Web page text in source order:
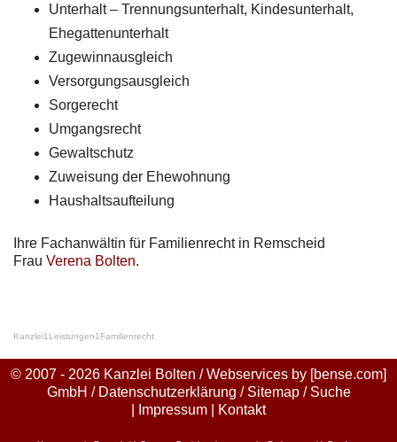
Unterhalt – Trennungsunterhalt, Kindesunterhalt,
Ehegattenunterhalt
Zugewinnausgleich
Versorgungsausgleich
Sorgerecht
Umgangsrecht
Gewaltschutz
Zuweisung der Ehewohnung
Haushaltsaufteilung
Ihre Fachanwältin für Familienrecht in Remscheid
Frau Verena Bolten.
Kanzlei1 Leistungen1 Familienrecht
© 2007 - 2026 Kanzlei Bolten / Webservices by [bense.com]
GmbH / Datenschutzerklärung / Sitemap/ Suche
Impressum Kontakt